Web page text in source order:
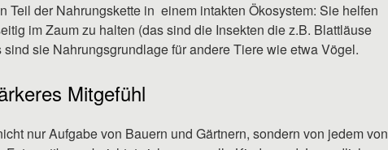
Teil der Nahrungskette in einem intakten Ökosystem: Sie helfen
im Zaum zu halten (das sind die Insekten die z.B. Blattläuse
sie Nahrungsgrundlage für andere Tiere wie etwa Vögel.
Mitgefühl
nur Aufgabe von Bauern und Gärtnern, sondern von jedem von